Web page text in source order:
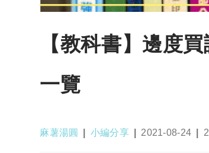
【教科書】邊度
一覽
Post
麻薯湯圓
Post
小編分享
Post
2021-08-24